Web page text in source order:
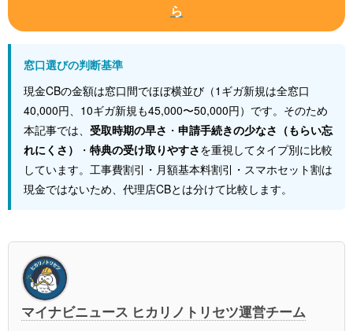
ら
窓口選びの判断基準
現金CBの金額は窓口間でほぼ横並び（1ギガ新規は全窓口
40,000円、10ギガ新規も45,000〜50,000円）です。そのため
本記事では、 受取時期の早さ ・ 申請手続きの少なさ（もらい忘
れにくさ）
・ 特典の受け取りやすさを重視してタイプ別に比較
しています。工事費割引・月額基本料割引・スマホセット割は
現金ではないため、代理店CBとは分けて比較します。
マイナビニュース ヒカリノトリセツ運営チーム